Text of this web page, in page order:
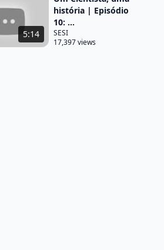
5:14
história | Episódio
10: ...
SESI
17,397 views